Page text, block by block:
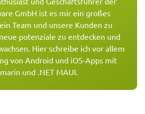
GmbH ist es mir ein großes
Team und unsere Kunden zu
potenziale zu entdecken und
Hier schreibe ich vor allem
von Android und iOS-Apps mit
und .NET MAUI.